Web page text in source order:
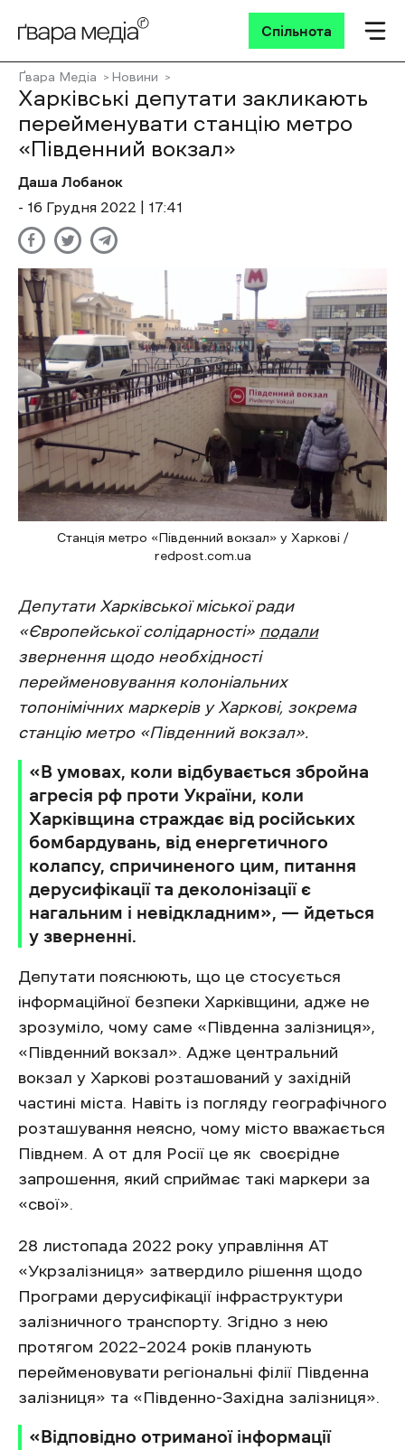
Спільнота
Ґвара Медіа Новини
Харківські депутати закликають
перейменувати станцію метро
«Південний вокзал»
Даша Лобанок
- 16 Грудня 2022 | 17:41
Станція метро «Південний вокзал» у Харкові /
redpost.com.ua
Депутати Харківської міської ради
«Європейської солідарності» подали
звернення щодо необхідності
перейменовування колоніальних
топонімічних маркерів у Харкові, зокрема
станцію метро «Південний вокзал».
«В умовах, коли відбувається збройна
агресія рф проти України, коли
Харківщина страждає від російських
бомбардувань, від енергетичного
колапсу, спричиненого цим, питання
дерусифікації та деколонізації є
нагальним і невідкладним», — йдеться
у зверненні.
Депутати пояснюють, що це стосується
інформаційної безпеки Харківщини, адже не
зрозуміло, чому саме «Південна залізниця»,
«Південний вокзал». Адже центральний
вокзал у Харкові розташований у західній
частині міста. Навіть із погляду географічного
розташування неясно, чому місто вважається
Півднем. А от для Росії це як своєрідне
запрошення, який сприймає такі маркери за
«свої».
28 листопада 2022 року управління АТ
«Укрзалізниця» затвердило рішення щодо
Програми дерусифікації інфраструктури
залізничного транспорту. Згідно з нею
протягом 2022–2024 років планують
перейменовувати регіональні філії Південна
залізниця» та «Південно-Західна залізниця».
«Відповідно отриманої інформації